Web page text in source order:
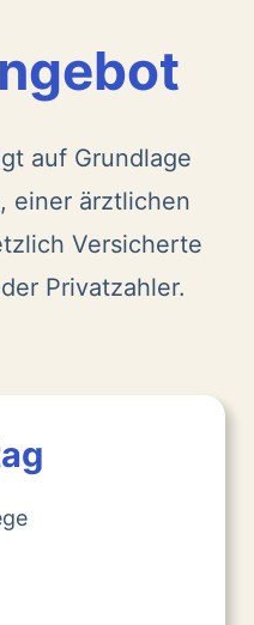
auf Grundlage
einer ärztlichen
Versicherte
Privatzahler.